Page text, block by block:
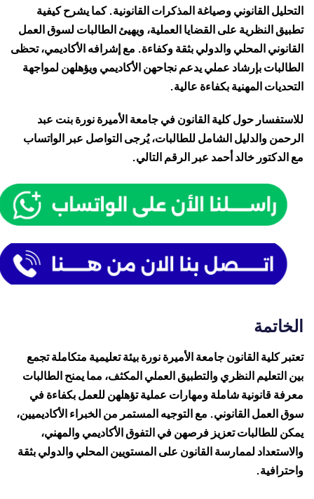
التحليل القانوني وصياغة المذكرات القانونية. كما يشرح كيفية
تطبيق النظرية على القضايا العملية، ويهيئ الطالبات لسوق العمل
القانوني المحلي والدولي بثقة وكفاءة. مع إشرافه الأكاديمي، تحظى
الطالبات بإرشاد عملي يدعم نجاحهن الأكاديمي ويؤهلهن لمواجهة
التحديات المهنية بكفاءة عالية.
للاستفسار حول كلية القانون فيجامعة الأميرة نورة بنت عبد
الرحمنوالدليل الشامل للطالبات، يُرجى التواصل عبر الواتساب
مع الدكتور خالد أحمد عبر الرقم التالي.
الخاتمة
تعتبر كلية القانون جامعة الأميرة نورة بيئة تعليمية متكاملة تجمع
بين التعليم النظري والتطبيق العملي المكثف، مما يمنح الطالبات
معرفة قانونية شاملة ومهارات عملية تؤهلهن للعمل بكفاءة في
سوق العمل القانوني. مع التوجيه المستمر من الخبراء الأكاديميين،
يمكن للطالبات تعزيز فرصهن في التفوق الأكاديمي والمهني،
والاستعداد لممارسة القانون على المستويين المحلي والدولي بثقة
واحترافية.